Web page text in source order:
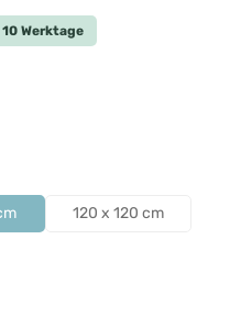
Werktage
120 x 120 cm